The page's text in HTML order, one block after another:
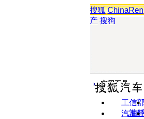
搜狐 ChinaRen
产 搜狗
实用工具
工信部
油
汽车